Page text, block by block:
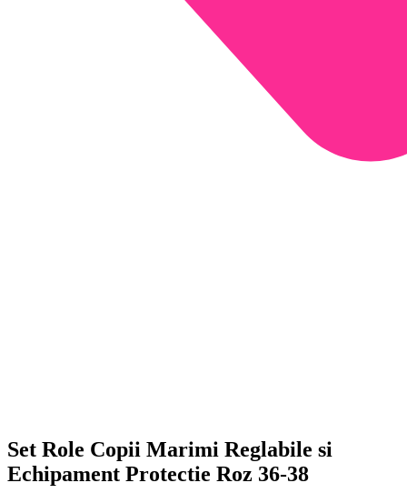
Set Role Copii Marimi Reglabile si
Echipament Protectie Roz 36-38